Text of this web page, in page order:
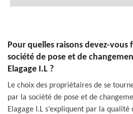
Pour quelles raisons devez-vous
société de pose et de
Elagage I.L ?
Le choix des propriétaires de se
par la société de pose et de
Elagage I.L s’expliquent par la qualité